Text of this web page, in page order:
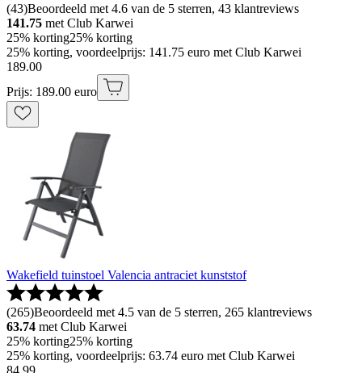
(43)Beoordeeld met 4.6 van de 5 sterren, 43 klantreviews
141.75 met Club Karwei
25% korting25% korting
25% korting, voordeelprijs: 141.75 euro met Club Karwei
189.00
Prijs: 189.00 euro
Wakefield tuinstoel Valencia antraciet kunststof
(265)Beoordeeld met 4.5 van de 5 sterren, 265 klantreviews
63.74 met Club Karwei
25% korting25% korting
25% korting, voordeelprijs: 63.74 euro met Club Karwei
84.99